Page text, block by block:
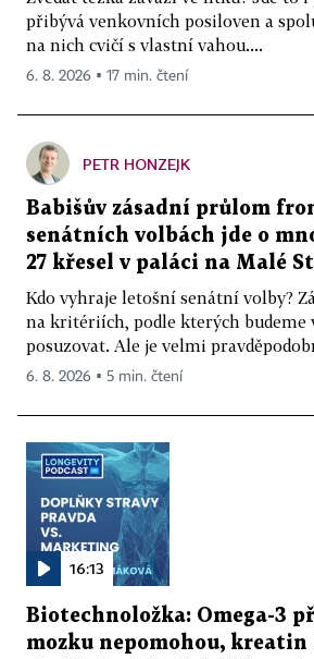
přibývá venkovních posiloven a
na nich cvičí s vlastní vahou....
6. 8. 2026 ▪ 17 min. čtení
PETR HONZEJK
Babišův zásadní průlom
senátních volbách jde o
27 křesel v paláci na Malé
Kdo vyhraje letošní senátní volby?
na kritériích, podle kterých budeme
posuzovat. Ale je velmi
6. 8. 2026 ▪ 5 min. čtení
16:13
Biotechnoložka: Omega-3
mozku nepomohou, kreatin